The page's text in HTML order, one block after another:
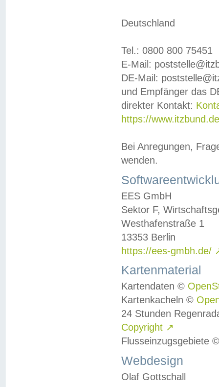
Deutschland
Tel.: 0800 800 75451
E-Mail:
DE-Mail:
und Empfänger das
direkter Kontakt:
https://
Bei Anregungen,
wenden.
EES GmbH
Sektor F,
Westhafenstraße 1
13353 Berlin
https://ees-gmbh.de/
Kartenmaterial
Kartendaten ©
Kartenkacheln ©
24 Stunden
Copyright ↗
Flusseinzugsgebiete
Webdesign
Olaf Gottschall